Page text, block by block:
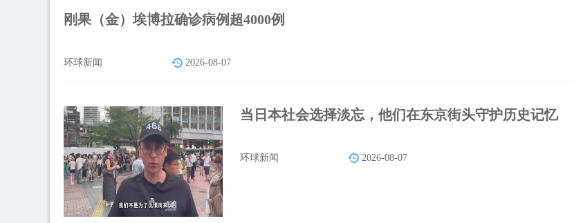
刚果（金）埃博拉确诊病例超4000例
环球新闻 2026-08-07
当日本社会选择淡忘，他们在东京街头守护历史记忆
环球新闻 2026-08-07